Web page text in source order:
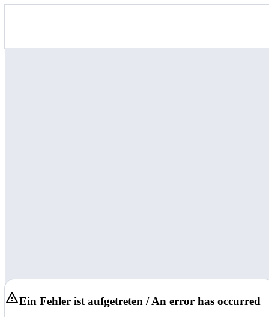
Ein Fehler ist aufgetreten / An error has occurred